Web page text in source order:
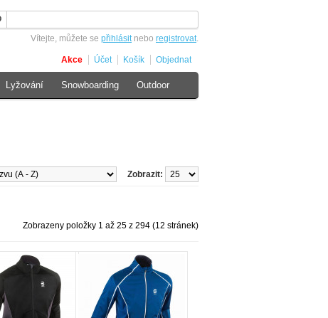
Vítejte, můžete se přihlásitnebo registrovat.
Akce Účet Košík Objednat
Zobrazit:
Zobrazeny položky 1 až 25 z 294 (12 stránek)
Lyžování Snowboarding Outdoor